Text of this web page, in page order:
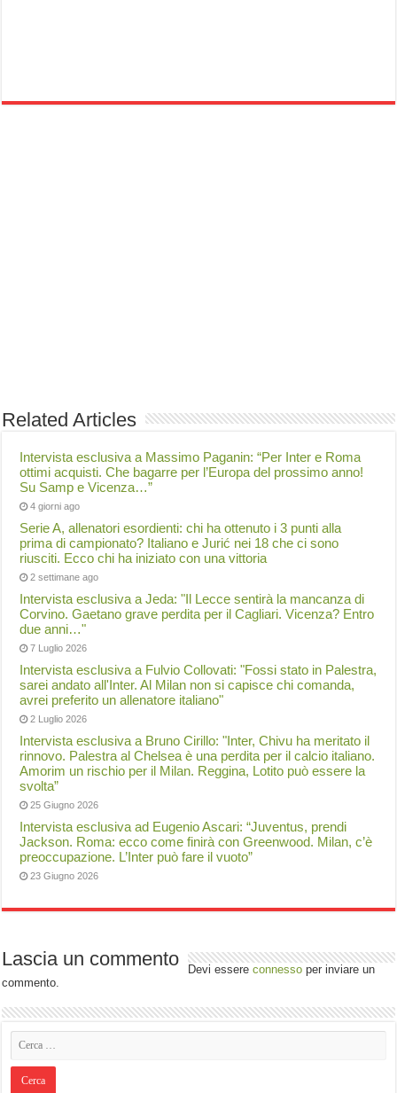
Related Articles
Intervista esclusiva a Massimo Paganin: “Per Inter e Roma
ottimi acquisti. Che bagarre per l’Europa del prossimo anno!
Su Samp e Vicenza…”
4 giorni ago
Serie A, allenatori esordienti: chi ha ottenuto i 3 punti alla
prima di campionato? Italiano e Jurić nei 18 che ci sono
riusciti. Ecco chi ha iniziato con una vittoria
2 settimane ago
Intervista esclusiva a Jeda: "Il Lecce sentirà la mancanza di
Corvino. Gaetano grave perdita per il Cagliari. Vicenza? Entro
due anni…"
7 Luglio 2026
Intervista esclusiva a Fulvio Collovati: "Fossi stato in Palestra,
sarei andato all'Inter. Al Milan non si capisce chi comanda,
avrei preferito un allenatore italiano"
2 Luglio 2026
Intervista esclusiva a Bruno Cirillo: "Inter, Chivu ha meritato il
rinnovo. Palestra al Chelsea è una perdita per il calcio italiano.
Amorim un rischio per il Milan. Reggina, Lotito può essere la
svolta”
25 Giugno 2026
Intervista esclusiva ad Eugenio Ascari: “Juventus, prendi
Jackson. Roma: ecco come finirà con Greenwood. Milan, c’è
preoccupazione. L’Inter può fare il vuoto”
23 Giugno 2026
Lascia un commento Devi essereconnesso per inviare un
commento.